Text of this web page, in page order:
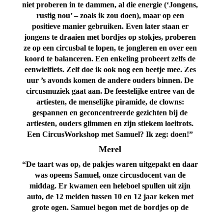
niet proberen in te dammen, al die energie (‘Jongens,
rustig nou’ – zoals ik zou doen), maar op een
positieve manier gebruiken. Even later staan er
jongens te draaien met bordjes op stokjes, proberen
ze op een circusbal te lopen, te jongleren en over een
koord te balanceren. Een enkeling probeert zelfs de
eenwielfiets. Zelf doe ik ook nog een beetje mee. Zes
uur ’s avonds komen de andere ouders binnen. De
circusmuziek gaat aan. De feestelijke entree van de
artiesten, de menselijke piramide, de clowns:
gespannen en geconcentreerde gezichten bij de
artiesten, ouders glimmen en zijn stiekem loeitrots.
Een CircusWorkshop met Samuel? Ik zeg: doen!”
Merel
“De taart was op, de pakjes waren uitgepakt en daar
was opeens Samuel, onze circusdocent van de
middag. Er kwamen een heleboel spullen uit zijn
auto, de 12 meiden tussen 10 en 12 jaar keken met
grote ogen. Samuel begon met de bordjes op de